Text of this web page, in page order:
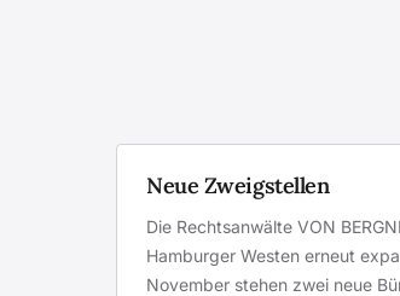
Neue Zweigstellen
Die Rechtsanwälte VON
Hamburger Westen erneut
November stehen zwei neue